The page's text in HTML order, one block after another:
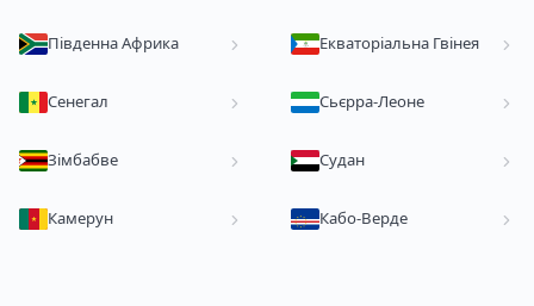
Південна Африка Екваторіальна Гвінея
Сенегал Сьєрра-Леоне
Зімбабве Судан
Камерун Кабо-Верде